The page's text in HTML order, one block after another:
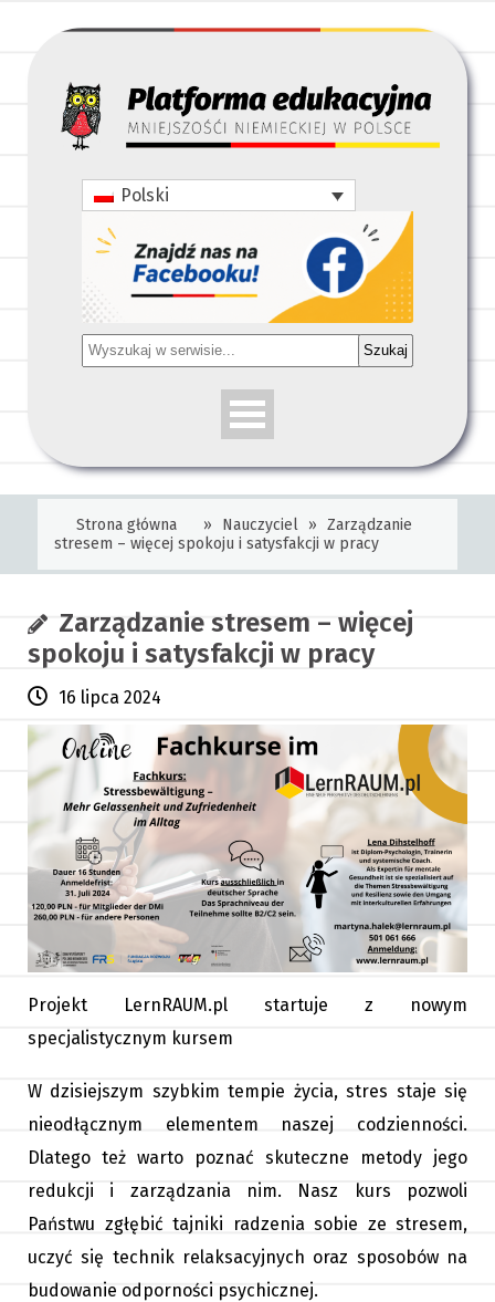
Polski
Szukaj
Strona główna » Nauczyciel » Zarządzanie
stresem – więcej spokoju i satysfakcji w pracy
Zarządzanie stresem – więcej
spokoju i satysfakcji w pracy
16 lipca 2024
Projekt LernRAUM.pl startuje z nowym
specjalistycznym kursem
W dzisiejszym szybkim tempie życia, stres staje się
nieodłącznym elementem naszej codzienności.
Dlatego też warto poznać skuteczne metody jego
redukcji i zarządzania nim. Nasz kurs pozwoli
Państwu zgłębić tajniki radzenia sobie ze stresem,
uczyć się technik relaksacyjnych oraz sposobów na
budowanie odporności psychicznej.